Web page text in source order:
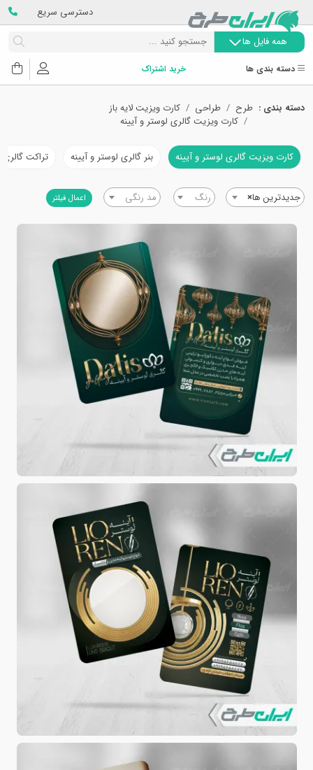
دسترسی سریع
همه فایل ها
دسته بندی ها خرید اشتراک
دسته بندی : طرح طراحی
کارت ویزیت لایه باز
کارت ویزیت گالری لوستر و آیینه
کارت ویزیت گالری لوستر و آیینه بنر گالری لوستر و آیینه تراکت گالری
×جدیدترین ها رنگ مد رنگی اعمال فیلتر